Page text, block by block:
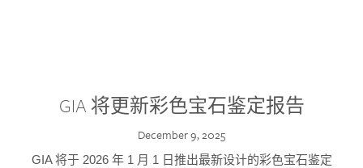
GIA 将更新彩色宝石鉴定报告
December 9, 2025
GIA 将于 2026 年 1 月 1 日推出最新设计的彩色宝石鉴定